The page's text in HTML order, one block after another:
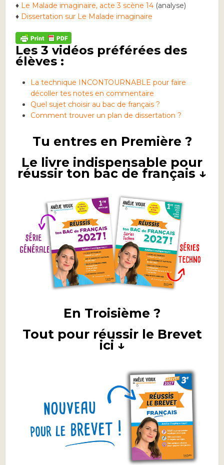
♦ Le Malade imaginaire, acte 3 scène 14 (analyse)
♦ Dissertation sur Le Malade imaginaire
Les 3 vidéos préférées des
élèves :
La technique INCONTOURNABLE pour faire
décoller tes notes en commentaire
Quel sujet choisir au bac de français ?
Comment trouver un plan de dissertation ?
Tu entres en Première ?
Le livre indispensable pour
réussir ton bac de français ↓
En Troisième ?
Tout pour réussir le Brevet
ici ↓